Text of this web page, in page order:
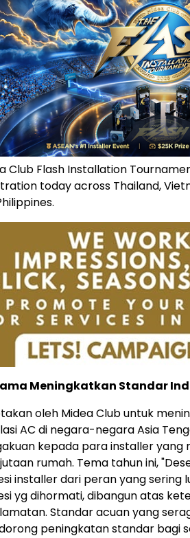
Club Flash Installation
today across Thailand,
Meningkatkan Standar
oleh Midea Club untuk
AC di negara-negara Asia
kepada para installer yang
rumah. Tema tahun ini,
installer dari peran yang sering
yg dihormati, dibangun atas
Standar acuan yang
peningkatan standar bagi